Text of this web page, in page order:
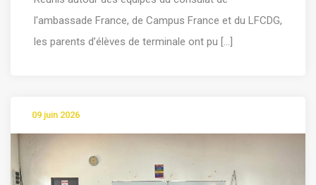
l'ambassade France, de Campus France et du LFCDG,
les parents d’élèves de terminale ont pu [...]
09 juin 2026